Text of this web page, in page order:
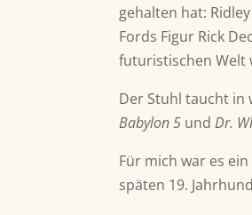
gehalten hat:
Fords Figur Rick
futuristischen Welt
Der Stuhl taucht in
Babylon 5 undDr.
Für mich war es
späten 19.